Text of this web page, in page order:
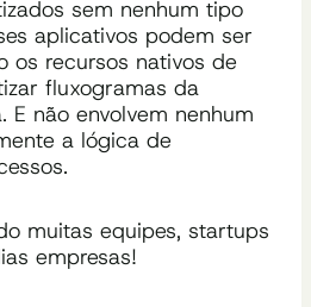
sem nenhum tipo
aplicativos podem ser
os recursos nativos de
fluxogramas da
E não envolvem nenhum
a lógica de
muitas equipes, startups
empresas!